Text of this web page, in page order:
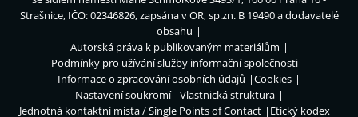
Strašnice, IČO: 02346826, zapsána v OR, sp.zn. B 19490 a dodavatelé
obsahu
Autorská práva k publikovaným materiálům
Podmínky pro užívání služby informační společnosti
Informace o zpracování osobních údajů
Cookies
Nastavení soukromí
Vlastnická struktura
Jednotná kontaktní místa / Single Points of Contact
Etický kodex